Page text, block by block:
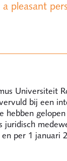
pleasant
Universiteit
bij een
hebben
per 1 januari